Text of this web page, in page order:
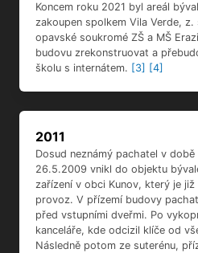
Koncem roku 2021 byl areál
zakoupen spolkem Vila Verde,
opavské soukromé ZŠ a MŠ
budovu zrekonstruovat a
školu s internátem. [3] [4]
2011
Dosud neznámý pachatel v
26.5.2009 vnikl do objektu
zařízení v obci Kunov, který je
provoz. V přízemí budovy
před vstupními dveřmi. Po
kanceláře, kde odcizil klíče od
Následně potom ze suterénu,